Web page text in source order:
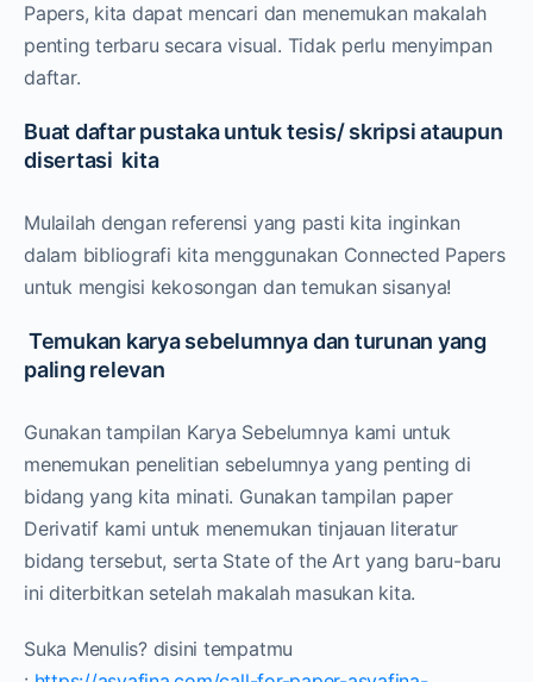
Papers, kita dapat mencari dan menemukan makalah
penting terbaru secara visual. Tidak perlu menyimpan
daftar.
Buat daftar pustaka untuk tesis/ skripsi ataupun
disertasi kita
Mulailah dengan referensi yang pasti kita inginkan
dalam bibliografi kita menggunakan Connected Papers
untuk mengisi kekosongan dan temukan sisanya!
Temukan karya sebelumnya dan turunan yang
paling relevan
Gunakan tampilan Karya Sebelumnya kami untuk
menemukan penelitian sebelumnya yang penting di
bidang yang kita minati. Gunakan tampilan paper
Derivatif kami untuk menemukan tinjauan literatur
bidang tersebut, serta State of the Art yang baru-baru
ini diterbitkan setelah makalah masukan kita.
Suka Menulis? disini tempatmu